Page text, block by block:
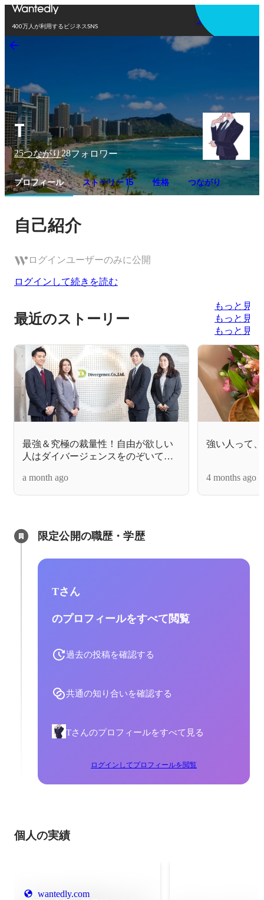
400万人が利用するビジネスSNS
アプリを使う
T
25つながり28フォロワー
プロフィール ストーリー 15 性格 つながり
自己紹介
ログインユーザーのみに公開
ログインして続きを読む
最近のストーリー
もっと見る
もっと見る
もっと見る
最強＆究極の裁量性！自由が欲しい
人はダイバージェンスをのぞいてみ
a month ago
強い人って
4 months ago
限定公開の職歴・学歴
Tさん
のプロフィールをすべて閲覧
過去の投稿を確認する
共通の知り合いを確認する
Tさんのプロフィールをすべて見る
ログインしてプロフィールを閲覧
個人の実績
wantedly.com